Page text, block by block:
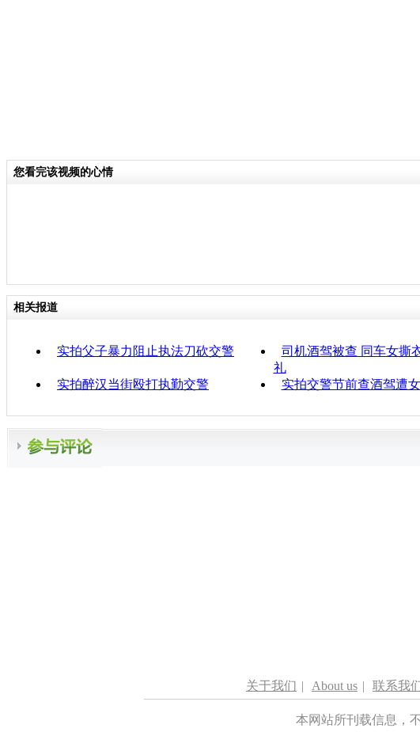
您看完该视频的心情
相关报道
实拍父子暴力阻止执法刀砍交警
司机酒驾被查 同车女撕
礼
实拍醉汉当街殴打执勤交警
实拍交警节前查酒驾遭
关于我们 | About us | 联系我
本网站所刊载信息，